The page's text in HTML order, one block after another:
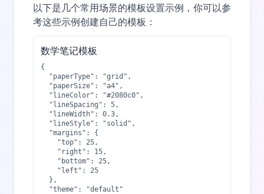
以下是几个常用场景的模板设置示例，你可以参
考这些示例创建自己的模板：
数学笔记模板
{
  "paperType": "grid",
  "paperSize": "a4",
  "lineColor": "#2080c0",
  "lineSpacing": 5,
  "lineWidth": 0.3,
  "lineStyle": "solid",
  "margins": {
    "top": 25,
    "right": 15,
    "bottom": 25,
    "left": 25
  },
  "theme": "default"